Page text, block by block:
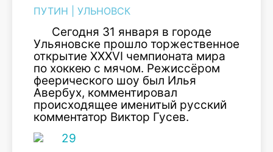
ПУТИН УЛЬНОВСК
Сегодня 31 января в городе
Ульяновске прошло торжественное
открытие XXXVI чемпионата мира
по хоккею с мячом. Режиссёром
феерического шоу был Илья
Авербух, комментировал
происходящее именитый русский
комментатор Виктор Гусев.